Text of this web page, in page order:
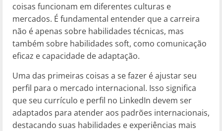
coisas funcionam em diferentes culturas e
mercados. É fundamental entender que a carreira
não é apenas sobre habilidades técnicas, mas
também sobre habilidades soft, como comunicação
eficaz e capacidade de adaptação.
Uma das primeiras coisas a se fazer é ajustar seu
perfil para o mercado internacional. Isso significa
que seu currículo e perfil no LinkedIn devem ser
adaptados para atender aos padrões internacionais,
destacando suas habilidades e experiências mais